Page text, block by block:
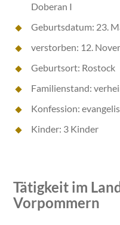
Doberan I
Geburtsdatum: 23.
verstorben: 12.
Geburtsort: Rostock
Familienstand:
Konfession:
Kinder: 3 Kinder
Tätigkeit im
Vorpommern